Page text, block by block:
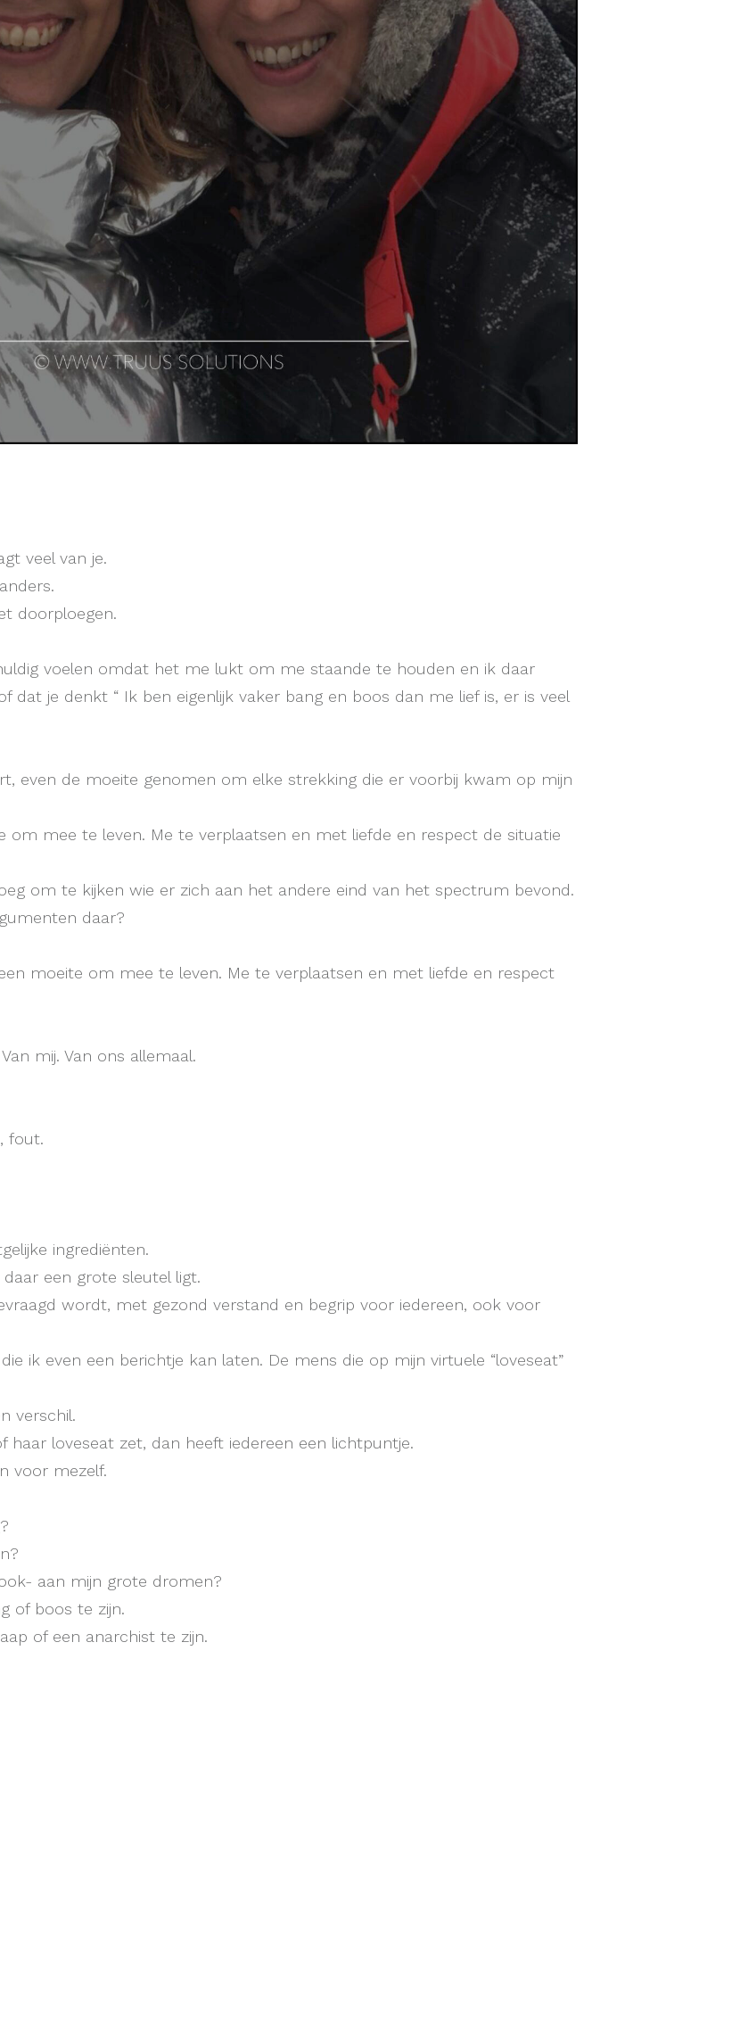
veel van je.
doorploegen.
voelen omdat het me lukt om me staande te houden en ik daar
dat je denkt “ Ik ben eigenlijk vaker bang en boos dan me lief is, er is veel
even de moeite genomen om elke strekking die er voorbij kwam op mijn
mee te leven. Me te verplaatsen en met liefde en respect de situatie
om te kijken wie er zich aan het andere eind van het spectrum bevond.
daar?
moeite om mee te leven. Me te verplaatsen en met liefde en respect
mij. Van ons allemaal.
fout.
ingrediënten.
een grote sleutel ligt.
wordt, met gezond verstand en begrip voor iedereen, ook voor
ik even een berichtje kan laten. De mens die op mijn virtuele “loveseat”
verschil.
haar loveseat zet, dan heeft iedereen een lichtpuntje.
voor mezelf.
aan mijn grote dromen?
of boos te zijn.
of een anarchist te zijn.